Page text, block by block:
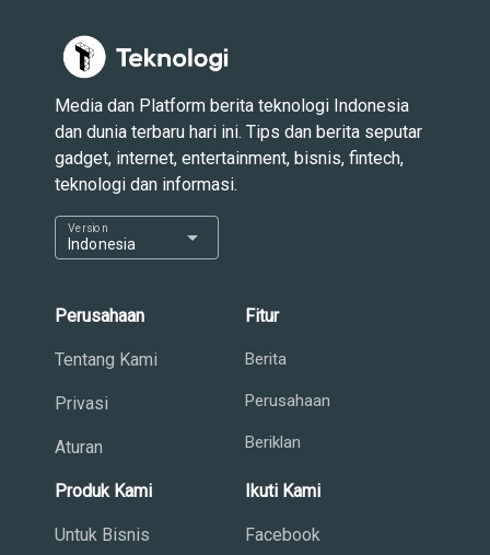
Media dan Platform berita teknologi Indonesia
dan dunia terbaru hari ini. Tips dan berita seputar
gadget, internet, entertainment, bisnis, fintech,
teknologi dan informasi.
Indonesia
Version arrow_drop_down
Perusahaan
Tentang Kami
Privasi
Aturan
Fitur
Berita
Perusahaan
Beriklan
Produk Kami
Untuk Bisnis
Ikuti Kami
Facebook